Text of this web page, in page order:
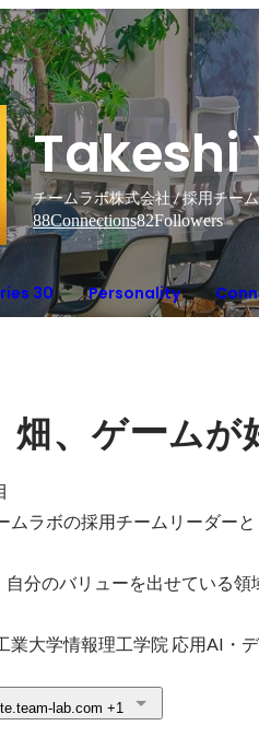
チームラボ株式会社 / 採用チー
88Connections82Followers
30 Personality
畑、ゲームが
ムラボの採用チームリーダー
分のバリューを出せている
業大学情報理工学院 応用AI・
lab.com +1